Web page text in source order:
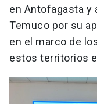
en Antofagasta y
Temuco por su
en el marco de
estos territorios